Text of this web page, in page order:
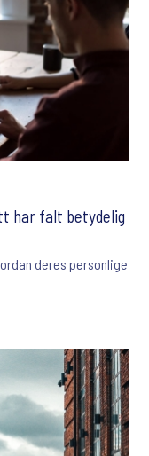
har falt betydelig
deres personlige